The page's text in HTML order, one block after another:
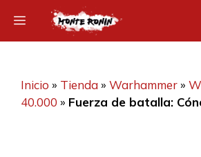
contenido
Menú
Inicio » Tienda» Warhammer»
40.000 » Fuerza de batalla: